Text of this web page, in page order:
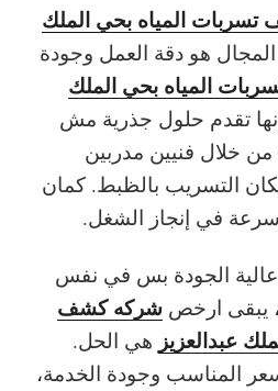
المياه بحي الملك
هو دقة العمل وجودة
المياه بحي الملك
تقدم حلول جذرية مش
خلال فنيين مدربين
التسريب بالظبط. كمان
في إنجاز الشغل.
الجودة بس في نفس
يبقى ارخص شركه كشف
عبدالعزيز هي الحل.
المناسب وجودة الخدمة،